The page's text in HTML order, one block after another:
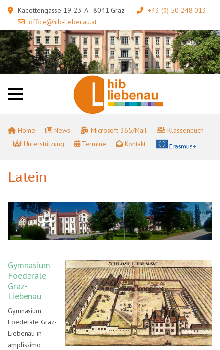
Kadettengasse 19-23, A - 8041 Graz
+43 (0) 50 248 013
office@hib-liebenau.at
Home News Microsoft 365/Mail
Klassenbuch
Unterstützung
Termine Kontakt
Latein
Gymnasium
Foederale
Graz-
Liebenau
Gymnasium
Foederale Graz-
Liebenau in
amplissimo